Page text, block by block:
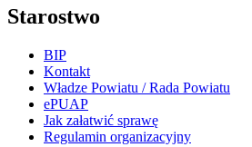
Starostwo
BIP
Kontakt
Władze Powiatu / Rada Powiatu
ePUAP
Jak załatwić sprawę
Regulamin organizacyjny